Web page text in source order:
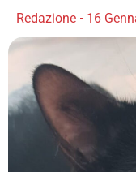
Redazione 16